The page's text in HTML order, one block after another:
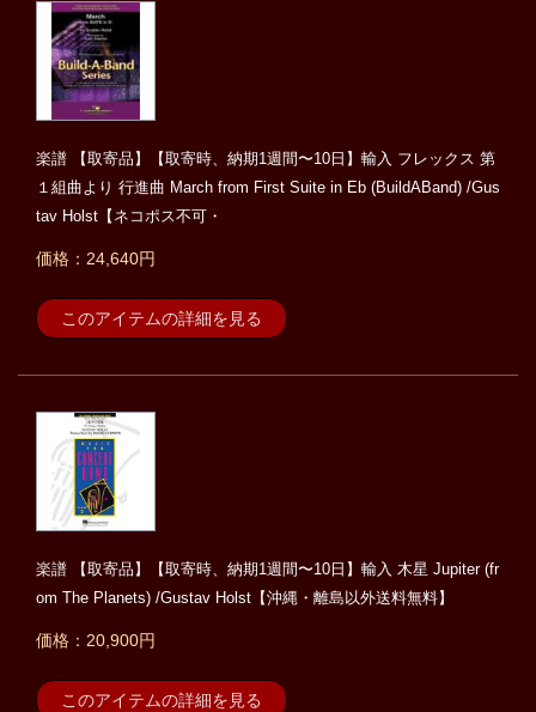
楽譜 【取寄品】【取寄時、納期1週間〜10日】輸入 フレックス 第
１組曲より 行進曲 March from First Suite in Eb (BuildABand) /Gus
tav Holst【ネコポス不可・
価格：24,640円
このアイテムの詳細を見る
楽譜 【取寄品】【取寄時、納期1週間〜10日】輸入 木星 Jupiter (fr
om The Planets) /Gustav Holst【沖縄・離島以外送料無料】
価格：20,900円
このアイテムの詳細を見る